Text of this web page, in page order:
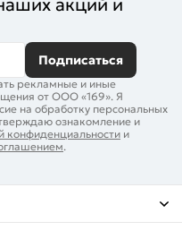
акций и
Подписаться
рекламные и иные
от ООО «169». Я
на обработку персональных
ознакомление и
конфиденциальности и
.